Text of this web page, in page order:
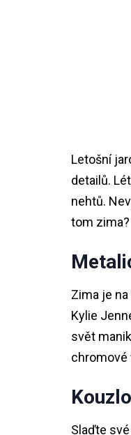
Letošní
detailů.
nehtů.
tom zima?
Zima je
Kylie
svět
chromové
Slaďte